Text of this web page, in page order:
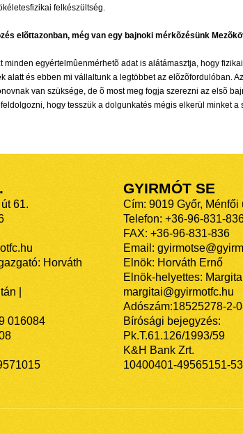
felkészültség.
elõttazonban, még van egy bajnoki mérkõzésünk
minden egyértelmûenmérhetõ adat is alátámasztja, hogy
alatt és ebben mi vállaltunk a legtöbbet az elõzõfordulóban.
van szüksége, de õ most meg fogja szerezni az elsõ
hogy tesszük a dolgunkatés mégis elkerül minket
61.
Horváth
|
016084
GYIRMÓT SE
Cím: 9019 Győr, Ménfői
Telefon: +36-96-831-
FAX: +36-96-831-836
Email:
Elnök: Horváth Ernő
Elnök-helyettes:
margitai@gyirmotfc.hu
Adószám:18525278-2-
Bírósági bejegyzés:
Pk.T.61.126/1993/59
K&H Bank Zrt.
10400401-49565151-